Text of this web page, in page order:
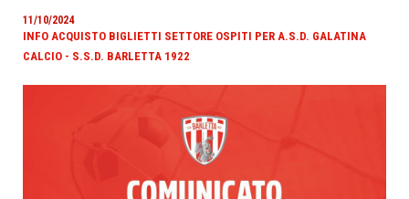
11/10/2024
INFO ACQUISTO BIGLIETTI SETTORE OSPITI PER A.S.D. GALATINA
CALCIO - S.S.D. BARLETTA 1922